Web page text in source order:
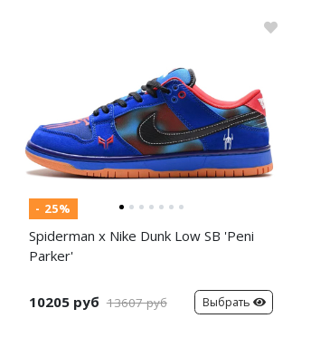
- 25%
Spiderman x Nike Dunk Low SB 'Peni
Parker'
10205 руб 13607 руб Выбрать